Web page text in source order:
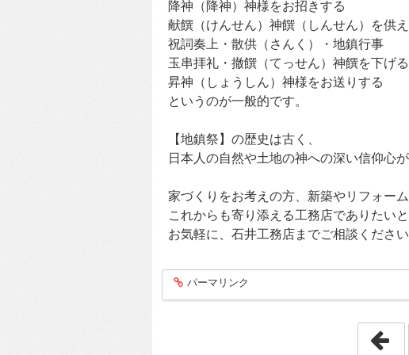
降神（降神）神様をお招きする
献饌（けんせん）神饌（しんせん）を供
祝詞奏上・散供（さんく）・地鎮行事
玉串拝礼・撤饌（てっせん）神饌を下げる
昇神（しょうしん）神様をお送りする
というのが一般的です。
【地鎮祭】の歴史は古く、
日本人の自然や土地の神への深い信仰心
家づくりをお考えの方、新築やリフォーム
これからも寄り添える工務店でありたい
お気軽に、石井工務店までご相談ください
entry284
パーマリンク